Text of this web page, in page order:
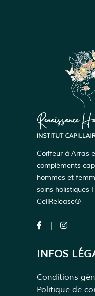
Coiffeur à Arras
compléments
hommes et
soins holistiques
CellRelease®
INFOS
Conditions
Politique de